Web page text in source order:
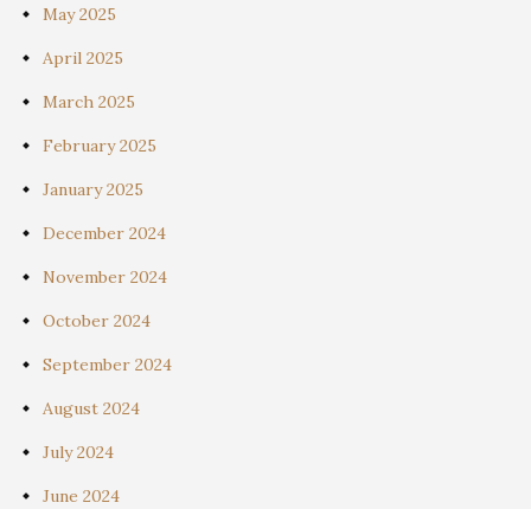
May 2025
April 2025
March 2025
February 2025
January 2025
December 2024
November 2024
October 2024
September 2024
August 2024
July 2024
June 2024